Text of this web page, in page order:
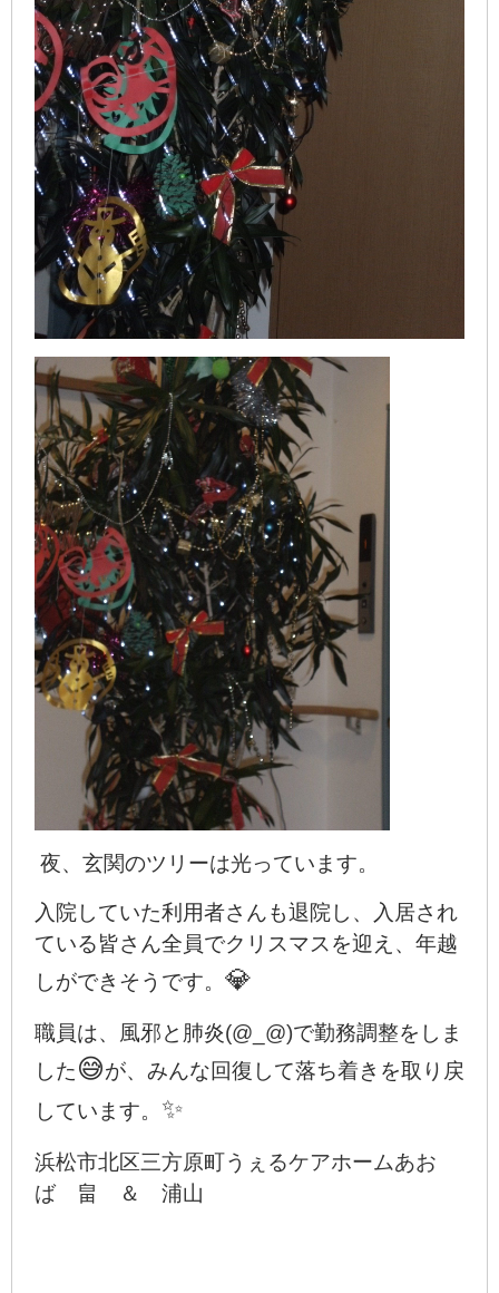
夜、玄関のツリーは光っています。
入院していた利用者さんも退院し、入居され
ている皆さん全員でクリスマスを迎え、年越
しができそうです。 💎
職員は、風邪と肺炎(@_@)で勤務調整をしま
した😅が、みんな回復して落ち着きを取り戻
しています。 ✨
浜松市北区三方原町うぇるケアホームあお
ば 畠 ＆ 浦山